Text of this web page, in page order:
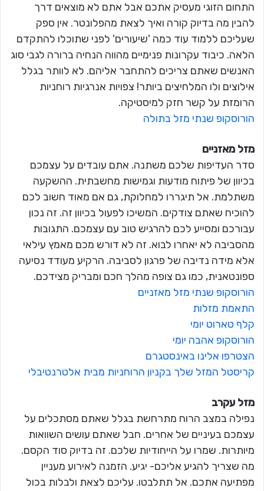
התחום הזוגי מעסיק אתכם אבל אתם לא מוצאים דרך
להבין מה בדיוק קורה ואיך לצאת מהפלונטר. אין ספק
שעליכם ללמוד עוד כמה 'שיעורים' לפני שתוכלו להתקדם
הלאה. כיבוד עקרונות פנימיים מהווה הנחיה ברורה לגבי סוג
האנשים שאתם צריכים להתחבר אליהם. לא לוותר בגלל
אילוצים ולו המלחיצים ביותר! צפויות אנרגיות רוחניות
הרומזת על קשר חזק למיסטיקה.
הורוסקופ שנתי מזל בתולה
מזל מאזניים
סדר העדיפות שלכם משתנה. אתם עובדים על עצמכם
בכיוון של פיתוח מודעות וגמישות מחשבתית. ההשקעה
משתלמת. אל תיגררו למחלוקת, גם אם מאוד חשוב לכם
להוכיח שאתם צודקים. המשיכו לפעול בכיוון זה. זה נכון
עבורכם ומסייע לכם להרגיש טוב עם עצמכם. התגובות
מהסביבה לא יאחרו לבוא. זה לא דורש מכם מאמץ עילאי
אלא מידה נדיבה של פרגון לסביבה. הרקיע מעודד נסיעה
ספונטאנית, כמו גם צופה מהלך חכם ומבריק מצידכם.
הורוסקופ שנתי מזל מאזניים
התאמת מזלות
קלף טארוט יומי
הורוסקופ אהבה יומי
הצטרפו אלינו באינסטגרם
קריסטל המזל שלך בקניון הרוחניות מבית אלטרנטיבלי
מזל עקרב
נפילה במצב הרוח מתרחשת בגלל שאתם מסתכלים על
עצמכם בעיניים של אחרים. חבל שאתם עושים השוואות
מיותרות. שמרו על הייחודיות שלכם. זה בדיוק סוד הקסם.
מה שצריך להגיע אליכם- יגיע. הזמנה לאירוע מעניין
מפתיעה אתכם. אל תתלבטו. עליכם לצאת ולבלות בכול